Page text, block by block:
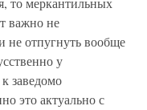
важно не
не отпугнуть вообще
у
заведомо
это актуально с